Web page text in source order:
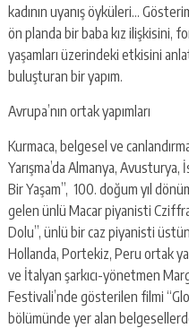
kadının uyanış öyküleri…
ön planda bir baba kız ilişkisini,
yaşamları üzerindeki etkisini
buluşturan bir yapım.
Avrupa’nın ortak yapımları
Kurmaca, belgesel ve
Yarışma’da Almanya, Avusturya,
Bir Yaşam”, 100. doğum yıl
gelen ünlü Macar piyanisti
Dolu”, ünlü bir caz piyanisti
Hollanda, Portekiz, Peru ortak
ve İtalyan şarkıcı-yönetmen
Festivali’nde gösterilen filmi
bölümünde yer alan